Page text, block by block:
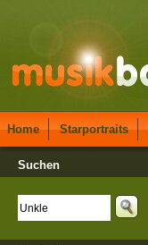
Home Starportraits
Suchen